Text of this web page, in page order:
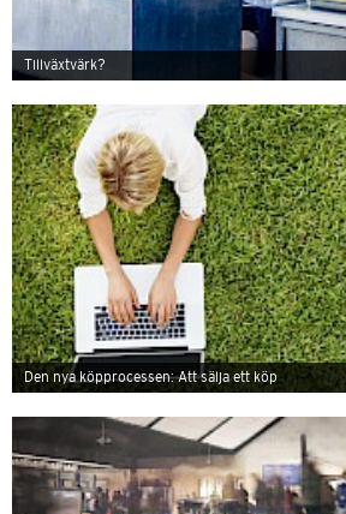
Tillväxtvärk?
Den nya köpprocessen: Att sälja ett köp